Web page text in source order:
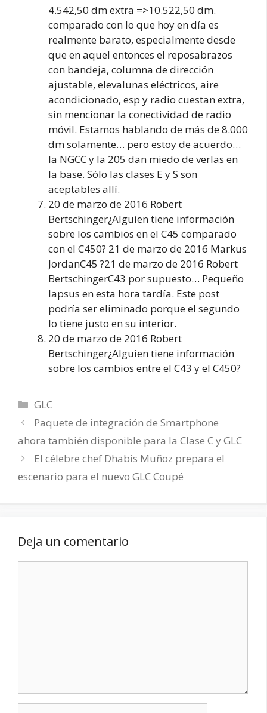
4.542,50 dm extra =>10.522,50 dm.
comparado con lo que hoy en día es
realmente barato, especialmente desde
que en aquel entonces el reposabrazos
con bandeja, columna de dirección
ajustable, elevalunas eléctricos, aire
acondicionado, esp y radio cuestan extra,
sin mencionar la conectividad de radio
móvil. Estamos hablando de más de 8.000
dm solamente… pero estoy de acuerdo…
la NGCC y la 205 dan miedo de verlas en
la base. Sólo las clases E y S son
aceptables allí.
20 de marzo de 2016 Robert
Bertschinger¿Alguien tiene información
sobre los cambios en el C45 comparado
con el C450? 21 de marzo de 2016 Markus
JordanC45 ?21 de marzo de 2016 Robert
BertschingerC43 por supuesto… Pequeño
lapsus en esta hora tardía. Este post
podría ser eliminado porque el segundo
lo tiene justo en su interior.
20 de marzo de 2016 Robert
Bertschinger¿Alguien tiene información
sobre los cambios entre el C43 y el C450?
Categorías
GLC
Paquete de integración de Smartphone
ahora también disponible para la Clase C y GLC
El célebre chef Dhabis Muñoz prepara el
escenario para el nuevo GLC Coupé
Deja un comentario